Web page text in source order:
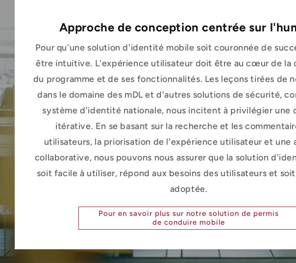
Approche de conception centrée sur
Pour qu'une solution d'identité mobile soit couronnée de
être intuitive. L'expérience utilisateur doit être au cœur de la
du programme et de ses fonctionnalités. Les leçons tirées de
dans le domaine des mDL et d'autres solutions de sécurité,
système d'identité nationale, nous incitent à privilégier une
itérative. En se basant sur la recherche et les
utilisateurs, la priorisation de l'expérience utilisateur et une
collaborative, nous pouvons nous assurer que la solution
soit facile à utiliser, répond aux besoins des utilisateurs et
adoptée.
Pour en savoir plus sur notre solution de permis
de conduire mobile